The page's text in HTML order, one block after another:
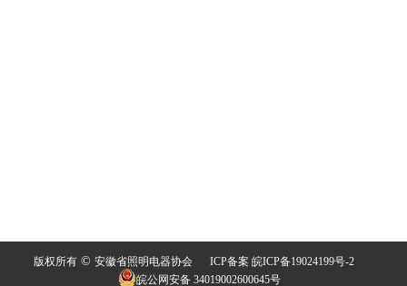
版权所有 © 安徽省照明电器协会
ICP备案 皖ICP备19024199号-2
皖公网安备 34019002600645号